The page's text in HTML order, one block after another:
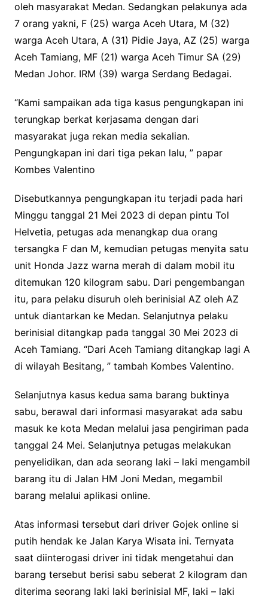
oleh masyarakat Medan. Sedangkan pelakunya ada
7 orang yakni, F (25) warga Aceh Utara, M (32)
warga Aceh Utara, A (31) Pidie Jaya, AZ (25) warga
Aceh Tamiang, MF (21) warga Aceh Timur SA (29)
Medan Johor. IRM (39) warga Serdang Bedagai.
“Kami sampaikan ada tiga kasus pengungkapan ini
terungkap berkat kerjasama dengan dari
masyarakat juga rekan media sekalian.
Pengungkapan ini dari tiga pekan lalu, ” papar
Kombes Valentino
Disebutkannya pengungkapan itu terjadi pada hari
Minggu tanggal 21 Mei 2023 di depan pintu Tol
Helvetia, petugas ada menangkap dua orang
tersangka F dan M, kemudian petugas menyita satu
unit Honda Jazz warna merah di dalam mobil itu
ditemukan 120 kilogram sabu. Dari pengembangan
itu, para pelaku disuruh oleh berinisial AZ oleh AZ
untuk diantarkan ke Medan. Selanjutnya pelaku
berinisial ditangkap pada tanggal 30 Mei 2023 di
Aceh Tamiang. “Dari Aceh Tamiang ditangkap lagi A
di wilayah Besitang, ” tambah Kombes Valentino.
Selanjutnya kasus kedua sama barang buktinya
sabu, berawal dari informasi masyarakat ada sabu
masuk ke kota Medan melalui jasa pengiriman pada
tanggal 24 Mei. Selanjutnya petugas melakukan
penyelidikan, dan ada seorang laki – laki mengambil
barang itu di Jalan HM Joni Medan, megambil
barang melalui aplikasi online.
Atas informasi tersebut dari driver Gojek online si
putih hendak ke Jalan Karya Wisata ini. Ternyata
saat diinterogasi driver ini tidak mengetahui dan
barang tersebut berisi sabu seberat 2 kilogram dan
diterima seorang laki laki berinisial MF, laki – laki